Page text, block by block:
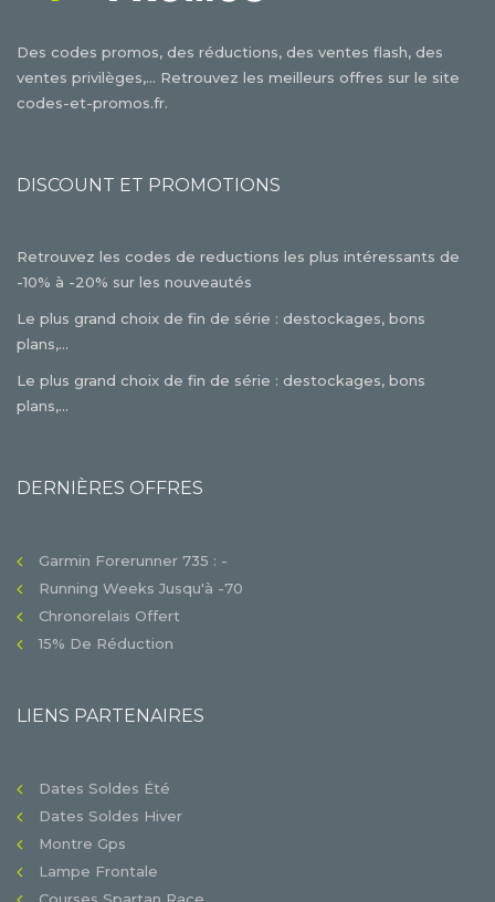
Des codes promos, des réductions, des ventes flash, des
ventes privilèges,... Retrouvez les meilleurs offres sur le site
codes-et-promos.fr.
DISCOUNT ET PROMOTIONS
Retrouvez les codes de reductions les plus intéressants de
-10% à -20% sur les nouveautés
Le plus grand choix de fin de série : destockages, bons
plans,...
Le plus grand choix de fin de série : destockages, bons
plans,...
DERNIÈRES OFFRES
Garmin Forerunner 735 : -
Running Weeks Jusqu'à -70
Chronorelais Offert
15% De Réduction
LIENS PARTENAIRES
Dates Soldes Été
Dates Soldes Hiver
Montre Gps
Lampe Frontale
Courses Spartan Race